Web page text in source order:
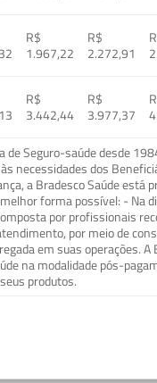
R$
1.967,22
R$
2.272,91
R$
3.442,44
R$
3.977,37
de Seguro-saúde desde
necessidades dos
a Bradesco Saúde
forma possível: - Na
por profissionais
por meio de
em suas operações.
na modalidade pós-
produtos.